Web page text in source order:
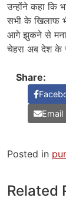
उन्होंने कहा कि
सभी के खिलाफ
आगे झुकने से मना
चेहरा अब देश के
Share:
Email
Posted in
Related